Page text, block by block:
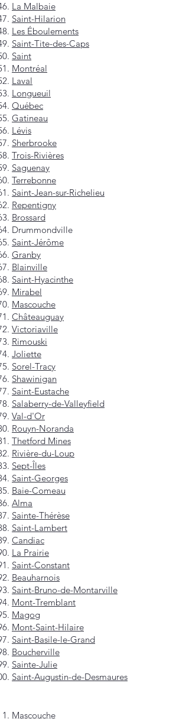
La Malbaie
Saint-Hilarion
Les Éboulements
Saint-Tite-des-Caps
Saint
Montréal
Laval
Longueuil
Québec
Gatineau
Lévis
Sherbrooke
Trois-Rivières
Saguenay
Terrebonne
Saint-Jean-sur-Richelieu
Repentigny
Brossard
Drummondville
Saint-Jérôme
Granby
Blainville
Saint-Hyacinthe
Mirabel
Mascouche
Châteauguay
Victoriaville
Rimouski
Joliette
Sorel-Tracy
Shawinigan
Saint-Eustache
Salaberry-de-Valleyfield
Val-d'Or
Rouyn-Noranda
Thetford Mines
Rivière-du-Loup
Sept-Îles
Saint-Georges
Baie-Comeau
Alma
Sainte-Thérèse
Saint-Lambert
Candiac
La Prairie
Saint-Constant
Beauharnois
Saint-Bruno-de-Montarville
Mont-Tremblant
Magog
Mont-Saint-Hilaire
Saint-Basile-le-Grand
Boucherville
Sainte-Julie
Saint-Augustin-de-Desmaures
Mascouche